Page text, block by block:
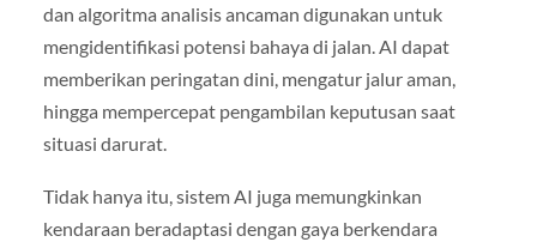
dan algoritma analisis ancaman digunakan untuk
mengidentifikasi potensi bahaya di jalan. AI dapat
memberikan peringatan dini, mengatur jalur aman,
hingga mempercepat pengambilan keputusan saat
situasi darurat.
Tidak hanya itu, sistem AI juga memungkinkan
kendaraan beradaptasi dengan gaya berkendara